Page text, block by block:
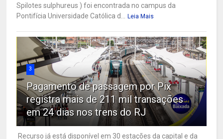
Spilotes sulphureus ) foi encontrada no campus da
Pontifícia Universidade Católica d... Leia Mais
3
Pagamento de passagem por Pix
registra mais de 211 mil transações
em 24 dias nos trens do RJ
Recurso já está disponível em 30 estações da capital e da